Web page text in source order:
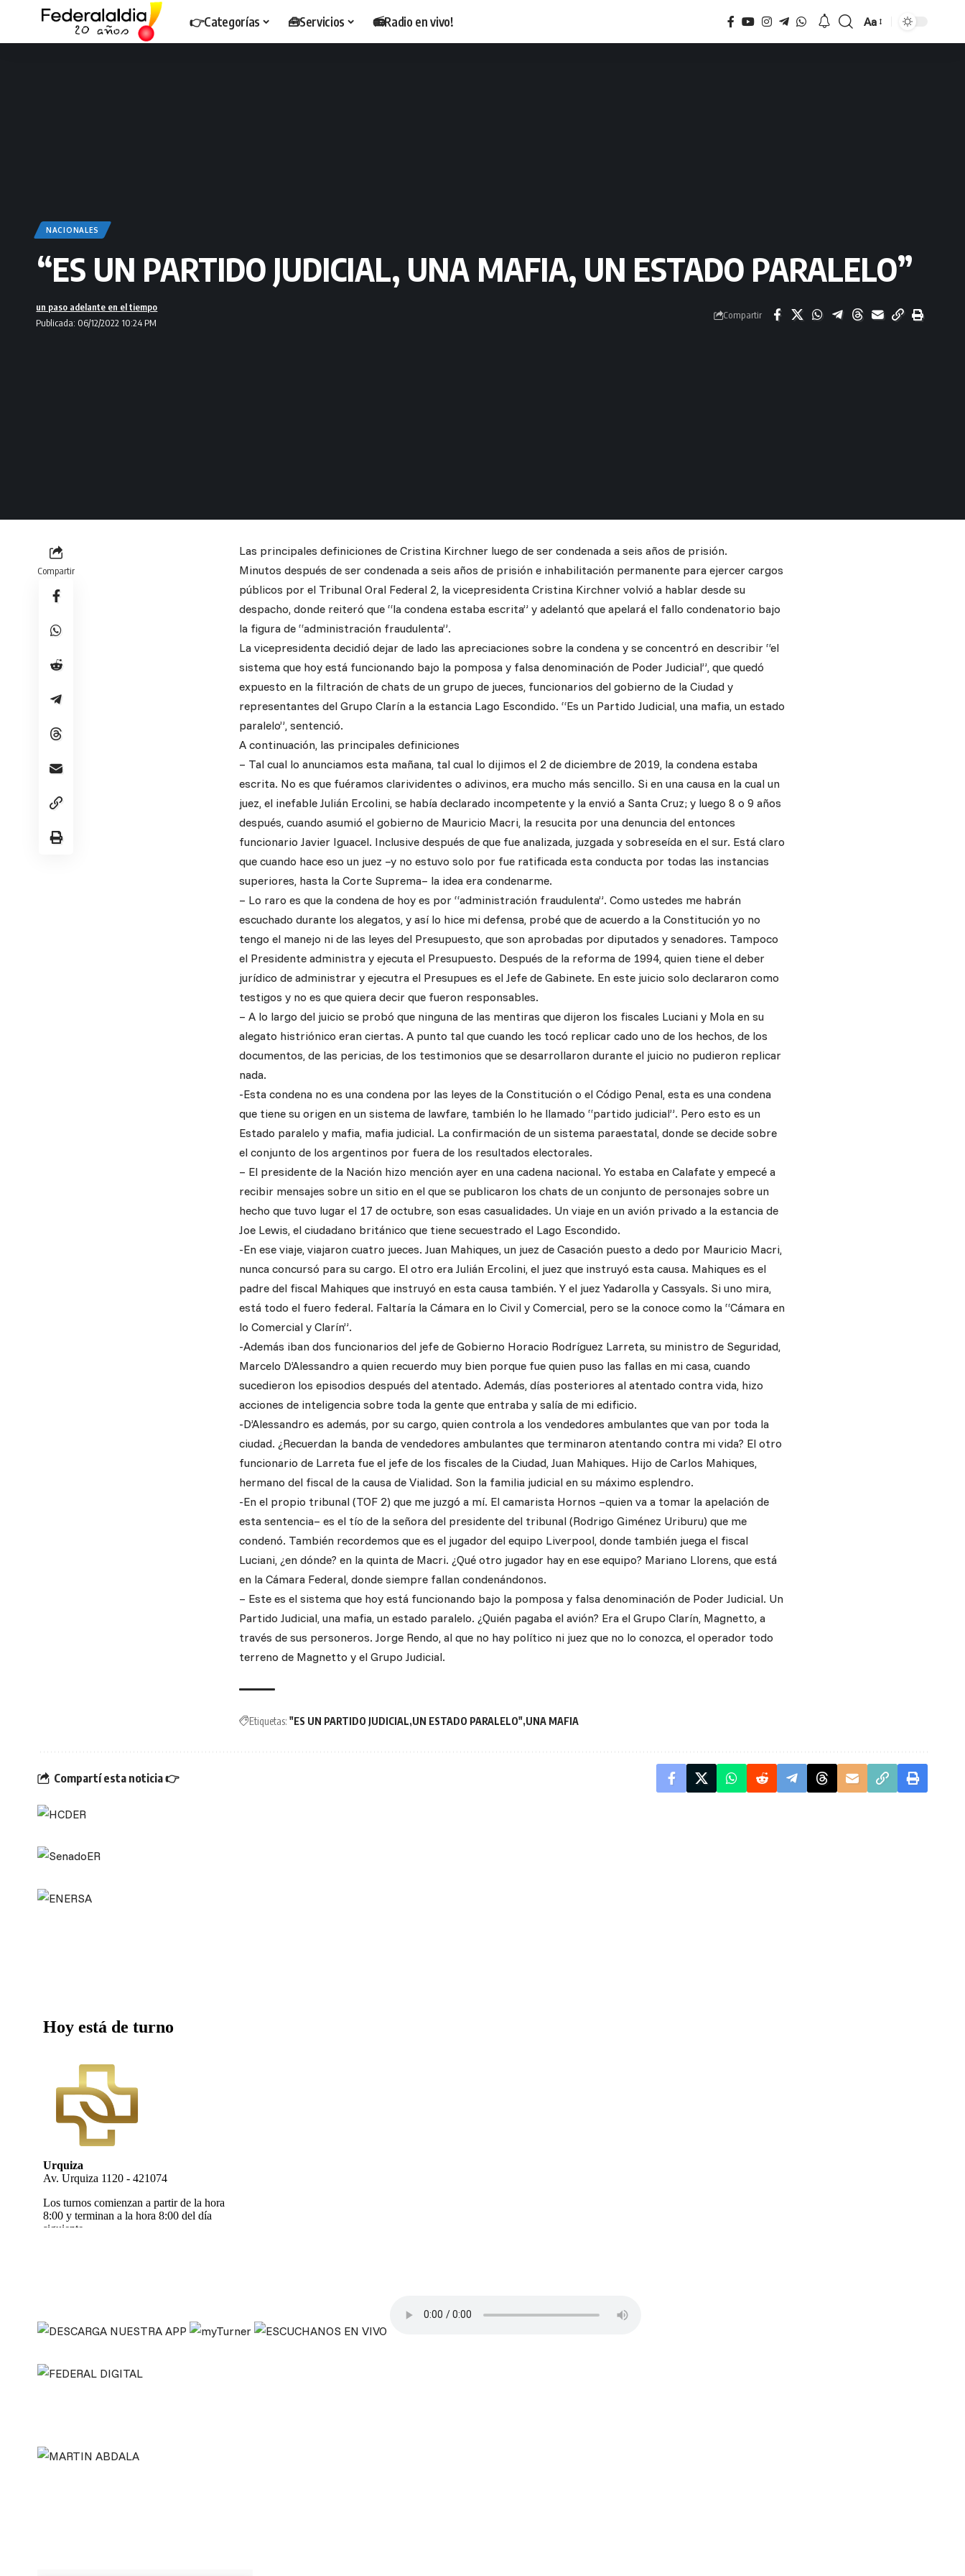
👉Categorías 🧰Servicios 📻Radio en vivo!
Tamaño
Aa
NACIONALES
“ES UN PARTIDO JUDICIAL, UNA MAFIA, UN ESTADO PARALELO”
Publicada: 06/12/2022 10:24 PM
un paso adelante en el tiempo
Compartir
Compartir
Las principales definiciones de Cristina Kirchner luego de ser condenada a seis años de prisión.
Minutos después de ser condenada a seis años de prisión e inhabilitación permanente para ejercer cargos
públicos por el Tribunal Oral Federal 2, la vicepresidenta Cristina Kirchner volvió a hablar desde su
despacho, donde reiteró que “la condena estaba escrita” y adelantó que apelará el fallo condenatorio bajo
la figura de “administración fraudulenta”.
La vicepresidenta decidió dejar de lado las apreciaciones sobre la condena y se concentró en describir “el
sistema que hoy está funcionando bajo la pomposa y falsa denominación de Poder Judicial”, que quedó
expuesto en la filtración de chats de un grupo de jueces, funcionarios del gobierno de la Ciudad y
representantes del Grupo Clarín a la estancia Lago Escondido. “Es un Partido Judicial, una mafia, un estado
paralelo”, sentenció.
A continuación, las principales definiciones
– Tal cual lo anunciamos esta mañana, tal cual lo dijimos el 2 de diciembre de 2019, la condena estaba
escrita. No es que fuéramos clarividentes o adivinos, era mucho más sencillo. Si en una causa en la cual un
juez, el inefable Julián Ercolini, se había declarado incompetente y la envió a Santa Cruz; y luego 8 o 9 años
después, cuando asumió el gobierno de Mauricio Macri, la resucita por una denuncia del entonces
funcionario Javier Iguacel. Inclusive después de que fue analizada, juzgada y sobreseída en el sur. Está claro
que cuando hace eso un juez –y no estuvo solo por fue ratificada esta conducta por todas las instancias
superiores, hasta la Corte Suprema– la idea era condenarme.
– Lo raro es que la condena de hoy es por “administración fraudulenta”. Como ustedes me habrán
escuchado durante los alegatos, y así lo hice mi defensa, probé que de acuerdo a la Constitución yo no
tengo el manejo ni de las leyes del Presupuesto, que son aprobadas por diputados y senadores. Tampoco
el Presidente administra y ejecuta el Presupuesto. Después de la reforma de 1994, quien tiene el deber
jurídico de administrar y ejecutra el Presupues es el Jefe de Gabinete. En este juicio solo declararon como
testigos y no es que quiera decir que fueron responsables.
– A lo largo del juicio se probó que ninguna de las mentiras que dijeron los fiscales Luciani y Mola en su
alegato histriónico eran ciertas. A punto tal que cuando les tocó replicar cado uno de los hechos, de los
documentos, de las pericias, de los testimonios que se desarrollaron durante el juicio no pudieron replicar
nada.
-Esta condena no es una condena por las leyes de la Constitución o el Código Penal, esta es una condena
que tiene su origen en un sistema de lawfare, también lo he llamado “partido judicial”. Pero esto es un
Estado paralelo y mafia, mafia judicial. La confirmación de un sistema paraestatal, donde se decide sobre
el conjunto de los argentinos por fuera de los resultados electorales.
– El presidente de la Nación hizo mención ayer en una cadena nacional. Yo estaba en Calafate y empecé a
recibir mensajes sobre un sitio en el que se publicaron los chats de un conjunto de personajes sobre un
hecho que tuvo lugar el 17 de octubre, son esas casualidades. Un viaje en un avión privado a la estancia de
Joe Lewis, el ciudadano británico que tiene secuestrado el Lago Escondido.
-En ese viaje, viajaron cuatro jueces. Juan Mahiques, un juez de Casación puesto a dedo por Mauricio Macri,
nunca concursó para su cargo. El otro era Julián Ercolini, el juez que instruyó esta causa. Mahiques es el
padre del fiscal Mahiques que instruyó en esta causa también. Y el juez Yadarolla y Cassyals. Si uno mira,
está todo el fuero federal. Faltaría la Cámara en lo Civil y Comercial, pero se la conoce como la “Cámara en
lo Comercial y Clarín”.
-Además iban dos funcionarios del jefe de Gobierno Horacio Rodríguez Larreta, su ministro de Seguridad,
Marcelo D’Alessandro a quien recuerdo muy bien porque fue quien puso las fallas en mi casa, cuando
sucedieron los episodios después del atentado. Además, días posteriores al atentado contra vida, hizo
acciones de inteligencia sobre toda la gente que entraba y salía de mi edificio.
-D’Alessandro es además, por su cargo, quien controla a los vendedores ambulantes que van por toda la
ciudad. ¿Recuerdan la banda de vendedores ambulantes que terminaron atentando contra mi vida? El otro
funcionario de Larreta fue el jefe de los fiscales de la Ciudad, Juan Mahiques. Hijo de Carlos Mahiques,
hermano del fiscal de la causa de Vialidad. Son la familia judicial en su máximo esplendro.
-En el propio tribunal (TOF 2) que me juzgó a mí. El camarista Hornos –quien va a tomar la apelación de
esta sentencia– es el tío de la señora del presidente del tribunal (Rodrigo Giménez Uriburu) que me
condenó. También recordemos que es el jugador del equipo Liverpool, donde también juega el fiscal
Luciani, ¿en dónde? en la quinta de Macri. ¿Qué otro jugador hay en ese equipo? Mariano Llorens, que está
en la Cámara Federal, donde siempre fallan condenándonos.
– Este es el sistema que hoy está funcionando bajo la pomposa y falsa denominación de Poder Judicial. Un
Partido Judicial, una mafia, un estado paralelo. ¿Quién pagaba el avión? Era el Grupo Clarín, Magnetto, a
través de sus personeros. Jorge Rendo, al que no hay político ni juez que no lo conozca, el operador todo
terreno de Magnetto y el Grupo Judicial.
Etiquetas: "ES UN PARTIDO JUDICIAL UN ESTADO PARALELO" UNA MAFIA
Compartí esta noticia 👉